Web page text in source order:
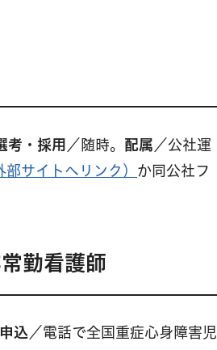
考・採用 ／随時。 配属 ／公社運
サイトへリンク） か同公社フ
勤看護師
申込 ／電話で全国重症心身障害児